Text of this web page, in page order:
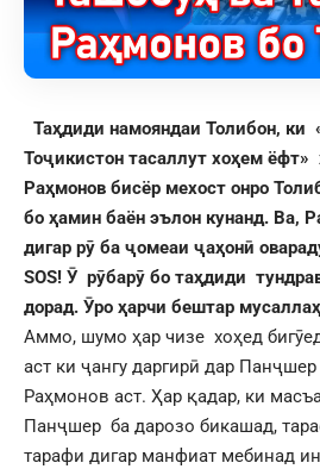
Таҳдиди намояндаи Толибон, ки
Тоҷикистон тасаллут хоҳем
Раҳмонов бисёр мехост онро
бо ҳамин баён эълон кунанд. Ва,
дигар рӯ ба ҷомеаи ҷаҳонӣ
SOS! Ӯ рӯбарӯ бо таҳдиди
дорад. Ӯро ҳарчи бештар
Аммо, шумо ҳар чизе хоҳед
аст ки ҷангу даргирӣ дар
Раҳмонов аст. Ҳар қадар, ки
Панҷшер ба дарозо бикашад,
тарафи дигар манфиат мебинад